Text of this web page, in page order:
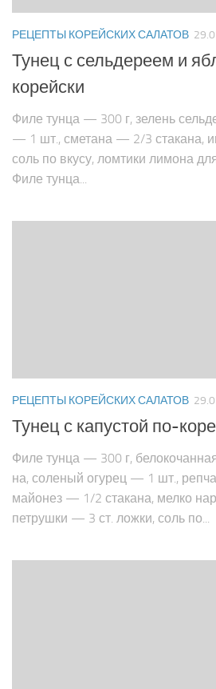
РЕЦЕПТЫ КОРЕЙСКИХ САЛАТОВ
Тунец с сельдереем и
корейски
Филе тунца — 300 г, зелень
— 1 шт., сметана — 2/3 стакана,
соль по вкусу, ломтики лимона
Филе тунца...
РЕЦЕПТЫ КОРЕЙСКИХ САЛАТОВ
Тунец с капустой по-
Филе тунца — 300 г,
на, соленый огурец — 1 шт.,
майонез — 1/2 стакана, мелко
петрушки — 3 ст. ложки, соль по...